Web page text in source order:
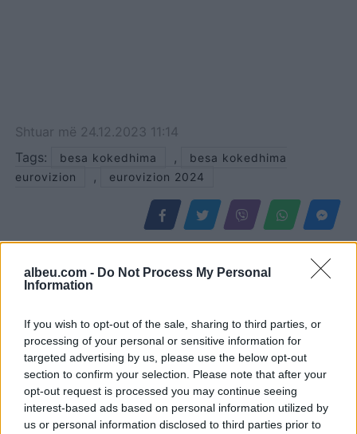
albeu.com - Do Not Process My Personal
Information
If you wish to opt-out of the sale, sharing to third parties, or
processing of your personal or sensitive information for
targeted advertising by us, please use the below opt-out
section to confirm your selection. Please note that after your
opt-out request is processed you may continue seeing
interest-based ads based on personal information utilized by
us or personal information disclosed to third parties prior to
Shtuar më 24.12.2023 11:14
Tags:
besa kokedhima ,
besa kokedhima
eurovizion
, eurovizion 2024
Elbasan, 43-vjeçari
dyshohet për djegien e tre
Këlliçi prezanton pikat e
PD-së për reformën